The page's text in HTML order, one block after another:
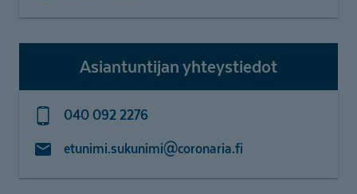
Asiantuntijan yhteystiedot
040 092 2276
etunimi.sukunimi@coronaria.fi